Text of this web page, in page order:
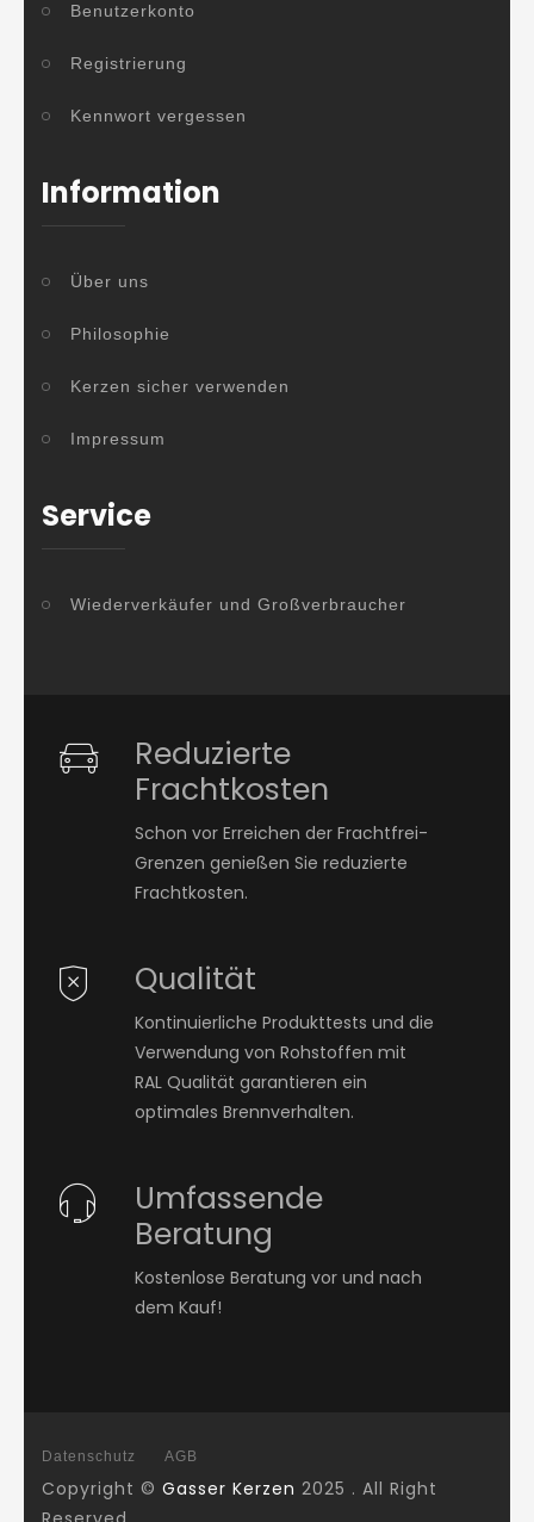
Benutzerkonto
Registrierung
Kennwort vergessen
Information
Über uns
Philosophie
Kerzen sicher verwenden
Impressum
Service
Wiederverkäufer und Großverbraucher
Reduzierte
Frachtkosten
Schon vor Erreichen der Frachtfrei-
Grenzen genießen Sie reduzierte
Frachtkosten.
Qualität
Kontinuierliche Produkttests und die
Verwendung von Rohstoffen mit
RAL Qualität garantieren ein
optimales Brennverhalten.
Umfassende
Beratung
Kostenlose Beratung vor und nach
dem Kauf!
Datenschutz AGB
Copyright © Gasser Kerzen 2025 . All Right